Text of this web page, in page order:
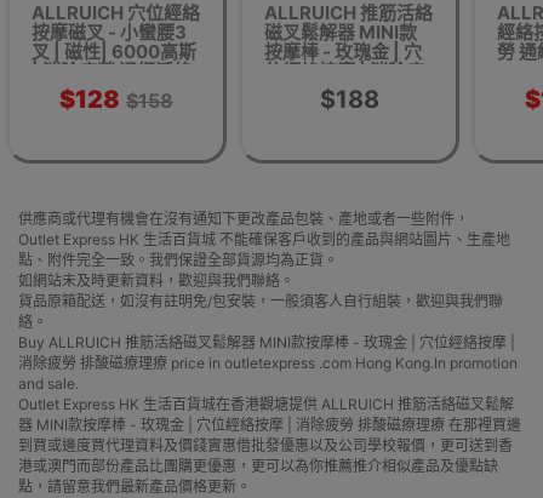
ALLRUICH 穴位經絡
按摩磁叉 - 小蠻腰3
叉 | 磁性| 6000高斯
| 消除疲勞 通經活絡
排酸磁療理療
$128 $158
ALLRUICH 推筋活絡
磁叉鬆解器 MINI款
按摩棒 - 玫瑰金 | 穴
位經絡按摩 | 消除疲
勞 排酸磁療理療
$188
經絡
勞 通
供應商或代理有機會在沒有通知下更改產品包裝、產地或者一些附件，
Outlet Express HK 生活百貨城 不能確保客戶收到的產品與網站圖片、生產地
點、附件完全一致。我們保證全部貨源均為正貨。
如網站未及時更新資料，歡迎與我們聯絡。
貨品原箱配送，如沒有註明免/包安裝，一般須客人自行組裝，歡迎與我們聯
絡。
Buy ALLRUICH 推筋活絡磁叉鬆解器 MINI款按摩棒 - 玫瑰金 | 穴位經絡按摩 |
消除疲勞 排酸磁療理療 price in outletexpress .com Hong Kong.In promotion
and sale.
Outlet Express HK 生活百貨城在香港觀塘提供 ALLRUICH 推筋活絡磁叉鬆解
器 MINI款按摩棒 - 玫瑰金 | 穴位經絡按摩 | 消除疲勞 排酸磁療理療 在那裡買邊
到買或邊度買代理資料及價錢實惠借批發優惠以及公司學校報價，更可送到香
港或澳門而部份產品比團購更優惠，更可以為你推薦推介相似產品及優點缺
點，請留意我們最新產品價格更新。